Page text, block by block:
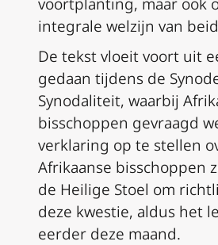
integrale welzijn van
De tekst vloeit voort uit
gedaan tijdens de
Synodaliteit, waarbij
bisschoppen gevraagd
verklaring op te stellen
Afrikaanse bisschoppen
de Heilige Stoel om
deze kwestie, aldus het
eerder deze maand.